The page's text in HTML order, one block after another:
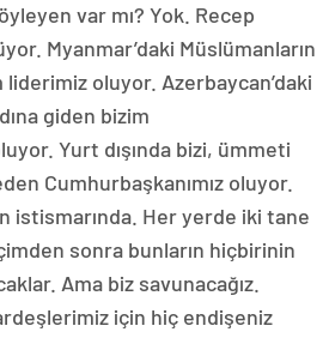
var mı? Yok. Recep
Myanmar’daki Müslümanların
liderimiz oluyor. Azerbaycan’daki
giden bizim
Yurt dışında bizi, ümmeti
Cumhurbaşkanımız oluyor.
istismarında. Her yerde iki tane
sonra bunların hiçbirinin
Ama biz savunacağız.
için hiç endişeniz